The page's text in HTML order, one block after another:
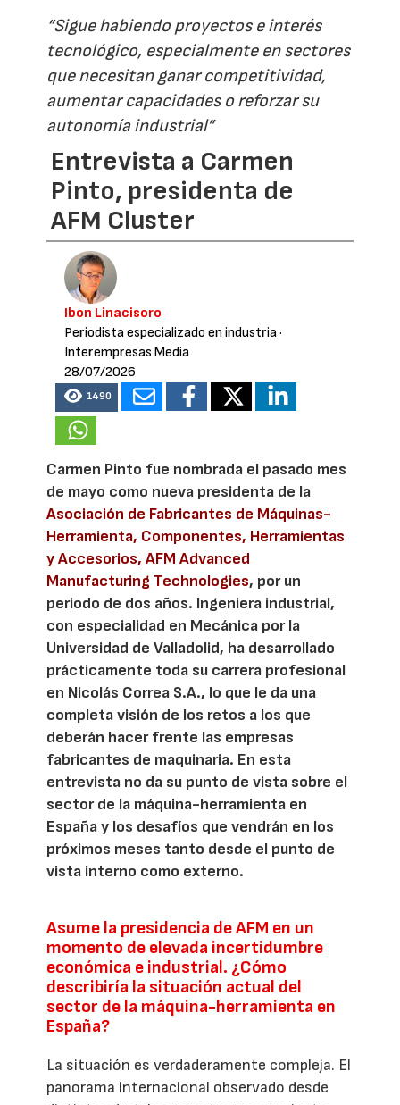
“Sigue habiendo proyectos e interés
tecnológico, especialmente en sectores
que necesitan ganar competitividad,
aumentar capacidades o reforzar su
autonomía industrial”
Entrevista a Carmen
Pinto, presidenta de
AFM Cluster
Ibon Linacisoro
Periodista especializado en industria·
Interempresas Media
28/07/2026
1490
Carmen Pinto fue nombrada el pasado mes
de mayo como nueva presidenta de la
Asociación de Fabricantes de Máquinas-
Herramienta, Componentes, Herramientas
y Accesorios, AFM Advanced
Manufacturing Technologies, por un
periodo de dos años. Ingeniera industrial,
con especialidad en Mecánica por la
Universidad de Valladolid, ha desarrollado
prácticamente toda su carrera profesional
en Nicolás Correa S.A., lo que le da una
completa visión de los retos a los que
deberán hacer frente las empresas
fabricantes de maquinaria. En esta
entrevista no da su punto de vista sobre el
sector de la máquina-herramienta en
España y los desafíos que vendrán en los
próximos meses tanto desde el punto de
vista interno como externo.
Asume la presidencia de AFM en un
momento de elevada incertidumbre
económica e industrial. ¿Cómo
describiría la situación actual del
sector de la máquina-herramienta en
España?
La situación es verdaderamente compleja. El
panorama internacional observado desde